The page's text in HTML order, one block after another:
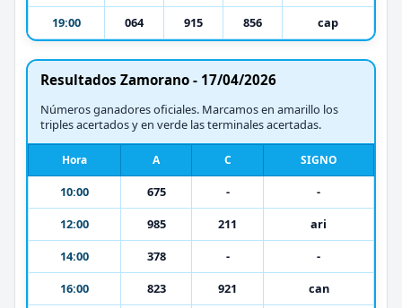
19:00
064 915 856 cap
Resultados Zamorano - 17/04/2026
Números ganadores oficiales. Marcamos en amarillo los
triples acertados y en verde las terminales acertadas.
Hora A C SIGNO
10:00 675 -
-
12:00
985 211
ari
14:00
378 -
-
16:00
823 921
can